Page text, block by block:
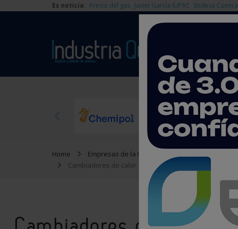
Es noticia: Precio del gas Javier García IUPAC Endesa Cuenca
Home Empresas de la Industria Química
Cambiadores de calor